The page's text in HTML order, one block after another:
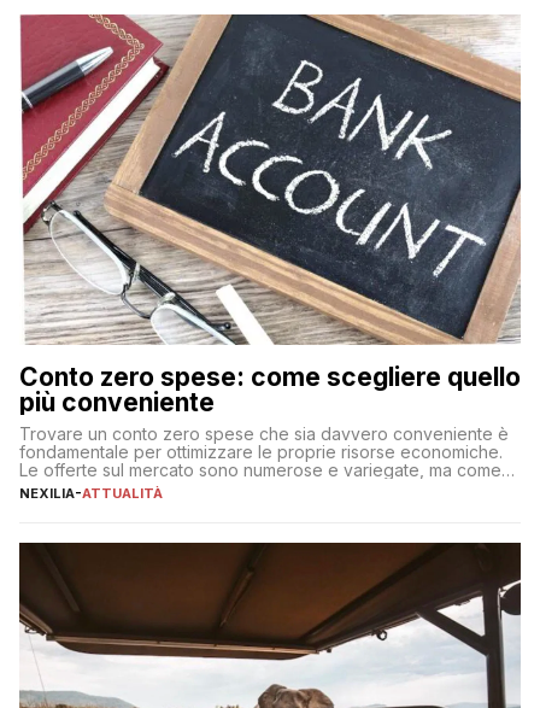
Conto zero spese: come scegliere quello
più conveniente
Trovare un conto zero spese che sia davvero conveniente è
fondamentale per ottimizzare le proprie risorse economiche.
Le offerte sul mercato sono numerose e variegate, ma come
individuare quella più adatta alle proprie esigenze senza
sul […]
NEXILIA-ATTUALITÀ